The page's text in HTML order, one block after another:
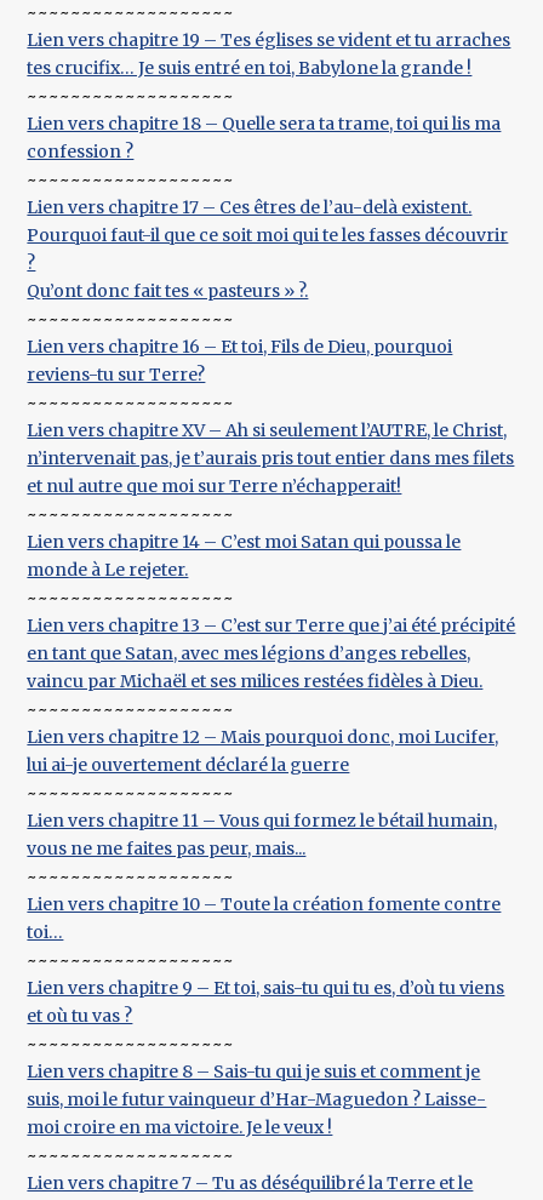
~~~~~~~~~~~~~~~~~~~
Lien vers chapitre 19 – Tes églises se vident et tu arraches
tes crucifix… Je suis entré en toi, Babylone la grande !
~~~~~~~~~~~~~~~~~~~
Lien vers chapitre 18 – Quelle sera ta trame, toi qui lis ma
confession ?
~~~~~~~~~~~~~~~~~~~
Lien vers chapitre 17 – Ces êtres de l’au-delà existent.
Pourquoi faut-il que ce soit moi qui te les fasses découvrir
?
Qu’ont donc fait tes « pasteurs » ?.
~~~~~~~~~~~~~~~~~~~
Lien vers chapitre 16 – Et toi, Fils de Dieu, pourquoi
reviens-tu sur Terre?
~~~~~~~~~~~~~~~~~~~
Lien vers chapitre XV – Ah si seulement l’AUTRE, le Christ,
n’intervenait pas, je t’aurais pris tout entier dans mes filets
et nul autre que moi sur Terre n’échapperait!
~~~~~~~~~~~~~~~~~~~
Lien vers chapitre 14 – C’est moi Satan qui poussa le
monde à Le rejeter.
~~~~~~~~~~~~~~~~~~~
Lien vers chapitre 13 – C’est sur Terre que j’ai été précipité
en tant que Satan, avec mes légions d’anges rebelles,
vaincu par Michaël et ses milices restées fidèles à Dieu.
~~~~~~~~~~~~~~~~~~~
Lien vers chapitre 12 – Mais pourquoi donc, moi Lucifer,
lui ai-je ouvertement déclaré la guerre
~~~~~~~~~~~~~~~~~~~
Lien vers chapitre 11 – Vous qui formez le bétail humain,
vous ne me faites pas peur, mais...
~~~~~~~~~~~~~~~~~~~
Lien vers chapitre 10 – Toute la création fomente contre
toi…
~~~~~~~~~~~~~~~~~~~
Lien vers chapitre 9 – Et toi, sais-tu qui tu es, d’où tu viens
et où tu vas ?
~~~~~~~~~~~~~~~~~~~
Lien vers chapitre 8 – Sais-tu qui je suis et comment je
suis, moi le futur vainqueur d’Har-Maguedon ? Laisse-
moi croire en ma victoire. Je le veux !
~~~~~~~~~~~~~~~~~~~
Lien vers chapitre 7 – Tu as déséquilibré la Terre et le